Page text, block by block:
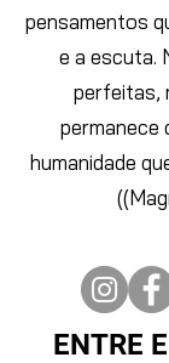
pensamentos
e a escuta.
perfeitas,
permanece
humanidade
ENTRE